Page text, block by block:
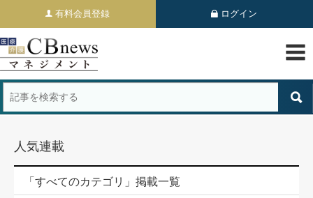
有料会員登録 ログイン
人気連載
「すべてのカテゴリ」掲載一覧